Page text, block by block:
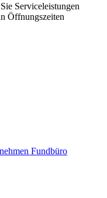
Serviceleistungen
Öffnungszeiten
Fundbüro